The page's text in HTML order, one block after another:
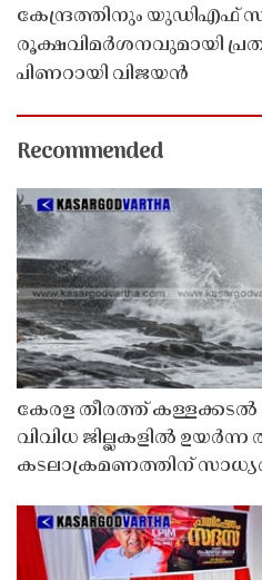
കേന്ദ്രത്തിനും യുഡിഎഫ്
രൂക്ഷവിമർശനവുമായി
പിണറായി വിജയൻ
Recommended
കേരള തീരത്ത് കള്ളക്കടൽ
വിവിധ ജില്ലകളിൽ
കടലാക്രമണത്തിന്